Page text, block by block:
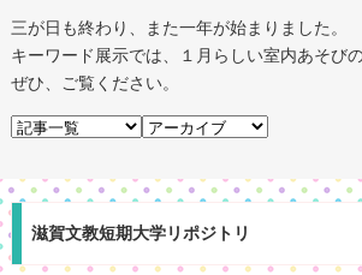
三が日も終わり、また一年が始まりました。
キーワード展示では、１月らしい室内あそび
ぜひ、ご覧ください。
滋賀文教短期大学リポジトリ